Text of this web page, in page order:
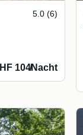
5.0 (6)
104/Nacht